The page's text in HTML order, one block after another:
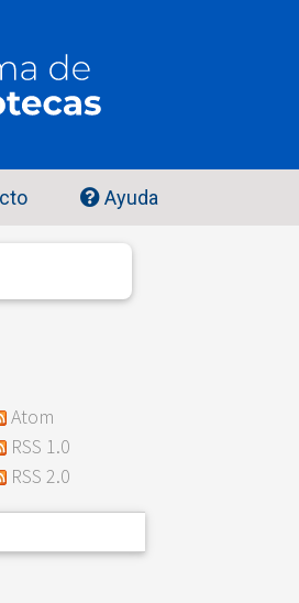
Ayuda
Atom
RSS 1.0
RSS 2.0